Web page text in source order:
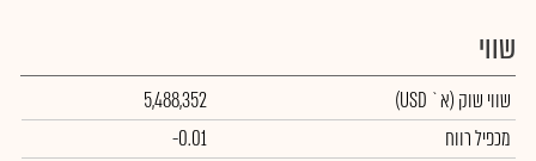
שווי
שווי שוק (א` USD)
5,488,352
מכפיל רווח
-0.01